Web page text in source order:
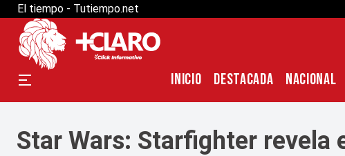
El tiempo - Tutiempo.net
INICIO DESTACADA NACIONAL
Star Wars: Starfighter revela